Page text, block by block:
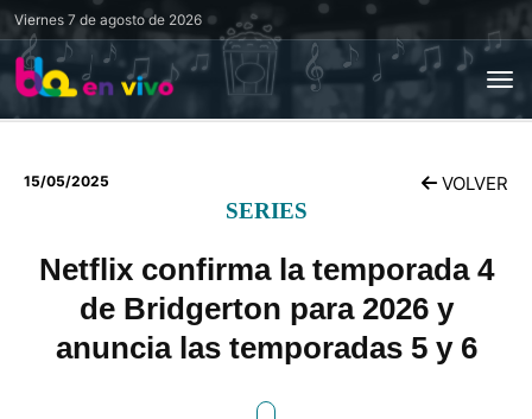
Viernes 7 de agosto de 2026
15/05/2025 VOLVER
SERIES
Netflix confirma la temporada 4
de Bridgerton para 2026 y
anuncia las temporadas 5 y 6